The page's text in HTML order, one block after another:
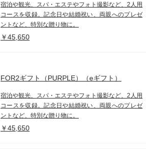
宿泊や観光、スパ・エステやフォト撮影など、2人用
コースを収録。記念日や結婚祝い、両親へのプレゼ
ントなど、特別な贈り物に。
￥45,650
FOR2ギフト（PURPLE）（eギフト）
宿泊や観光、スパ・エステやフォト撮影など、2人用
コースを収録。記念日や結婚祝い、両親へのプレゼ
ントなど、特別な贈り物に。
￥45,650